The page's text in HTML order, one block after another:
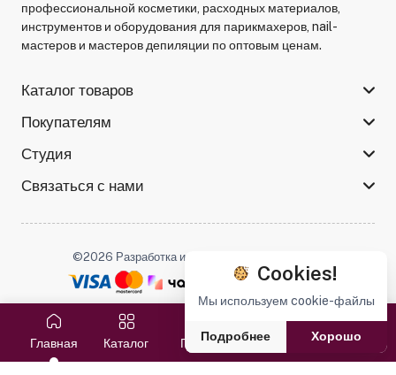
Главная Каталог Поиск Избранное Корзина
профессиональной косметики, расходных материалов,
инструментов и оборудования для парикмахеров, nail-
мастеров и мастеров депиляции по оптовым ценам.
Каталог товаров
Покупателям
Студия
Связаться с нами
©2026 Разработка и поддержка -
Мы в соцсетях :
Cookies!
Мы используем cookie-файлы
Подробнее Хорошо